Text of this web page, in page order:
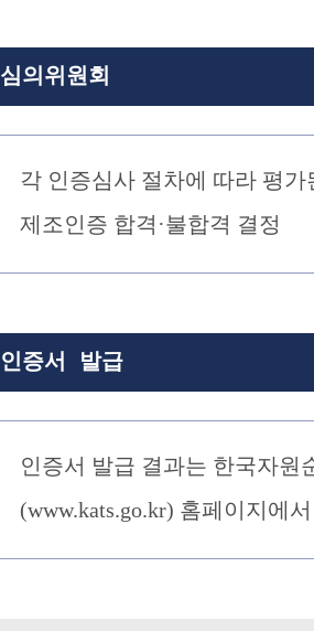
심의위원회
각 인증심사 절차에 따라 평
제조인증 합격·불합격 결정
인증서 발급
인증서 발급 결과는 한국자원
(www.kats.go.kr) 홈페이지에